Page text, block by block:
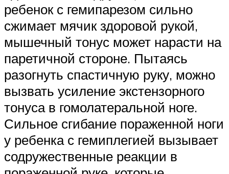
ребенок с гемипарезом сильно
сжимает мячик здоровой рукой,
мышечный тонус может нарасти на
паретичной стороне. Пытаясь
разогнуть спастичную руку, можно
вызвать усиление экстензорного
тонуса в гомолатеральной ноге.
Сильное сгибание пораженной ноги
у ребенка с гемиплегией вызывает
содружественные реакции в